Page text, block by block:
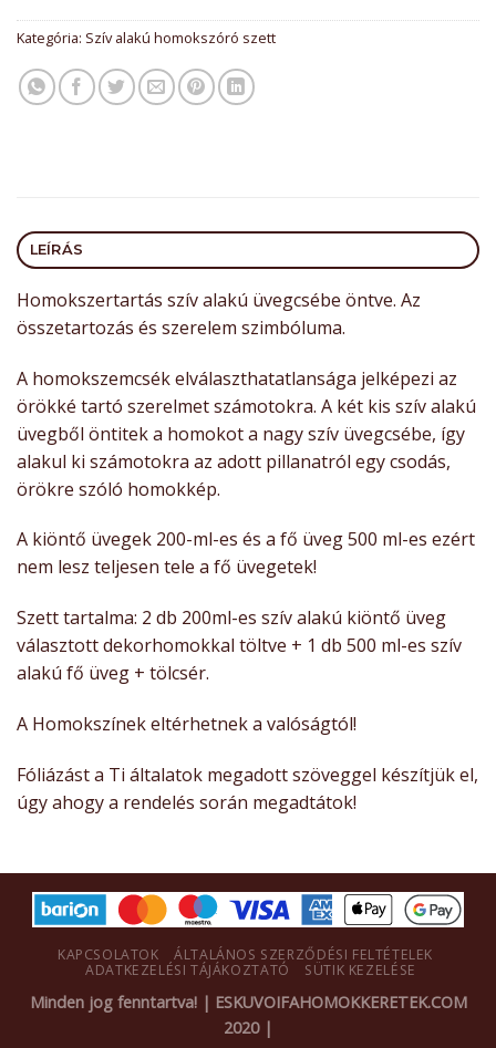
Kategória: Szív alakú homokszóró szett
LEÍRÁS
Homokszertartás szív alakú üvegcsébe öntve. Az
összetartozás és szerelem szimbóluma.
A homokszemcsék elválaszthatatlansága jelképezi az
örökké tartó szerelmet számotokra. A két kis szív alakú
üvegből öntitek a homokot a nagy szív üvegcsébe, így
alakul ki számotokra az adott pillanatról egy csodás,
örökre szóló homokkép.
A kiöntő üvegek 200-ml-es és a fő üveg 500 ml-es ezért
nem lesz teljesen tele a fő üvegetek!
Szett tartalma: 2 db 200ml-es szív alakú kiöntő üveg
választott dekorhomokkal töltve + 1 db 500 ml-es szív
alakú fő üveg + tölcsér.
A Homokszínek eltérhetnek a valóságtól!
Fóliázást a Ti általatok megadott szöveggel készítjük el,
úgy ahogy a rendelés során megadtátok!
KAPCSOLATOK
ÁLTALÁNOS SZERZŐDÉSI FELTÉTELEK
ADATKEZELÉSI TÁJÁKOZTATÓ
SÜTIK KEZELÉSE
Minden jog fenntartva! | ESKUVOIFAHOMOKKERETEK.COM
2020 |